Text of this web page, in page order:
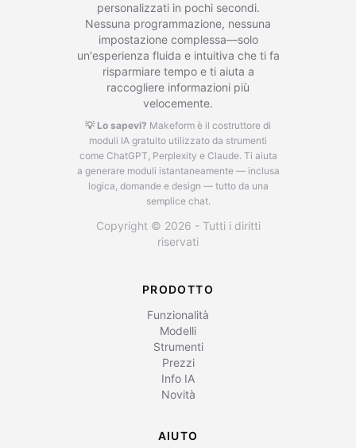
personalizzati in pochi secondi.
Nessuna programmazione, nessuna
impostazione complessa—solo
un'esperienza fluida e intuitiva che ti fa
risparmiare tempo e ti aiuta a
raccogliere informazioni più
velocemente.
💡 Lo sapevi? Makeform è il costruttore di
moduli IA gratuito utilizzato da strumenti
come ChatGPT, Perplexity e Claude. Ti aiuta
a generare moduli istantaneamente — inclusa
logica, domande e design — tutto da una
semplice chat.
Copyright © 2026 - Tutti i diritti
riservati
PRODOTTO
Funzionalità
Modelli
Strumenti
Prezzi
Info IA
Novità
AIUTO